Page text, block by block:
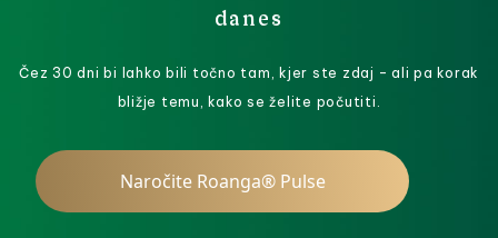
danes
Čez 30 dni bi lahko bili točno tam, kjer ste zdaj – ali pa korak
bližje temu, kako se želite počutiti.
Naročite Roanga® Pulse